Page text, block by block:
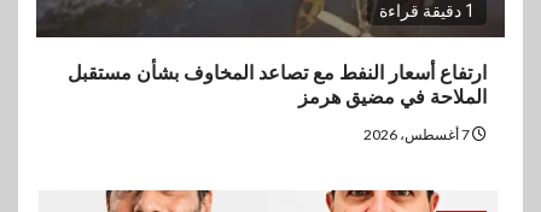
1 دقيقة قراءة
ارتفاع أسعار النفط مع تصاعد المخاوف بشأن مستقبل
الملاحة في مضيق هرمز